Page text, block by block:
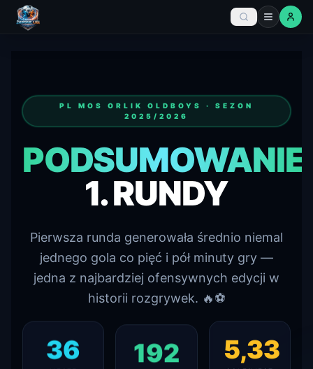
PL MOS ORLIK OLDBOYS · SEZON
2025/2026
PODSUMOWANIE
1. RUNDY
Pierwsza runda generowała średnio niemal
jednego gola co pięć i pół minuty gry —
jedna z najbardziej ofensywnych edycji w
historii rozgrywek. 🔥⚽
36 192 5,33